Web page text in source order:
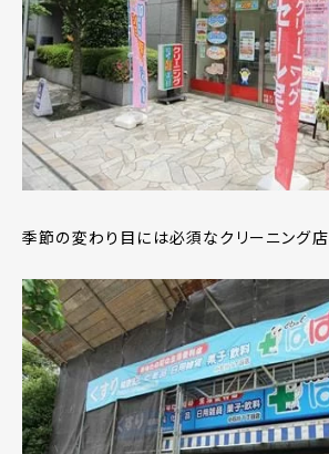
季節の変わり目には必須なクリーニング店